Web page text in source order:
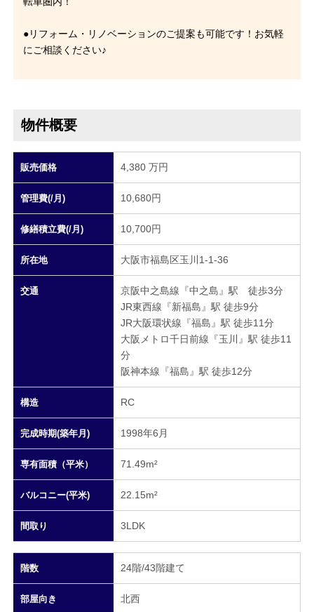
●リフォーム・リノベーションのご提案も可能です！お気軽
にご相談ください♪
物件概要
販売価格 4,380 万円
管理費(/月) 10,680円
修繕積立費(/月) 10,700円
所在地 大阪市福島区玉川1-1-36
交通
京阪中之島線『中之島』駅 徒歩3分
JR東西線『新福島』駅 徒歩9分
JR大阪環状線『福島』駅 徒歩11分
大阪メトロ千日前線『玉川』駅 徒歩11
分
阪神本線『福島』駅 徒歩12分
構造 RC
完成時期(築年月) 1998年6月
専有面積（平米） 71.49m²
バルコニー(平米) 22.15m²
間取り 3LDK
階数 24階/43階建て
部屋向き 北西